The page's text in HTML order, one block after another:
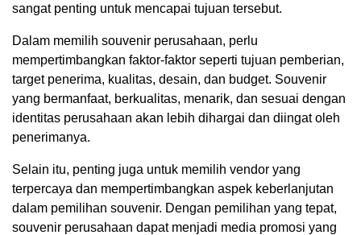
sangat penting untuk mencapai tujuan tersebut.
Dalam memilih souvenir perusahaan, perlu
mempertimbangkan faktor-faktor seperti tujuan pemberian,
target penerima, kualitas, desain, dan budget. Souvenir
yang bermanfaat, berkualitas, menarik, dan sesuai dengan
identitas perusahaan akan lebih dihargai dan diingat oleh
penerimanya.
Selain itu, penting juga untuk memilih vendor yang
terpercaya dan mempertimbangkan aspek keberlanjutan
dalam pemilihan souvenir. Dengan pemilihan yang tepat,
souvenir perusahaan dapat menjadi media promosi yang